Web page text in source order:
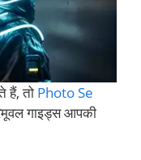
हैं, तो Photo Se
गाइड्स आपकी